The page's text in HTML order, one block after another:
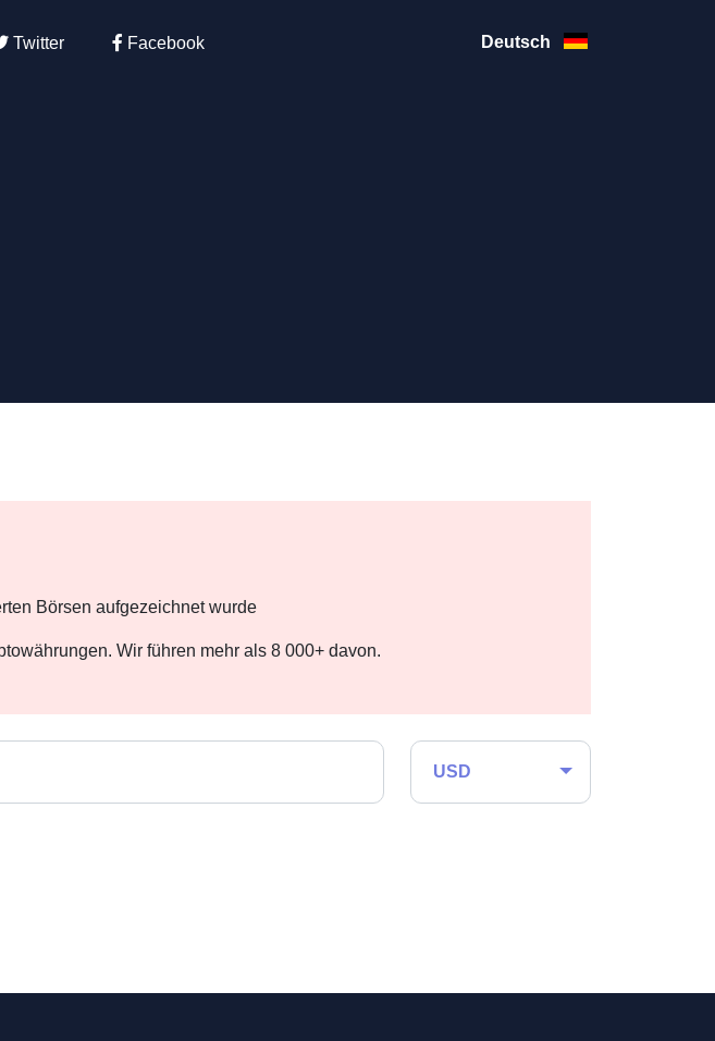
Twitter Facebook Deutsch
Börsen aufgezeichnet wurde
Wir führen mehr als 8 000+ davon.
USD